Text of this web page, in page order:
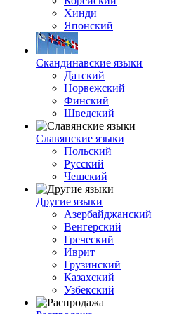
Хинди
Японский
Скандинавские языки
Датский
Норвежский
Финский
Шведский
Славянские языки
Польский
Русский
Чешский
Другие языки
Азербайджанский
Венгерский
Греческий
Иврит
Грузинский
Казахский
Узбекский